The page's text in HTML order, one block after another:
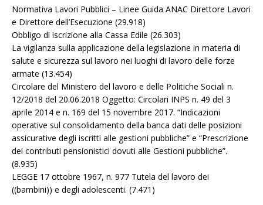
Normativa Lavori Pubblici – Linee Guida ANAC Direttore Lavori
e Direttore dell’Esecuzione (29.918)
Obbligo di iscrizione alla Cassa Edile (26.303)
La vigilanza sulla applicazione della legislazione in materia di
salute e sicurezza sul lavoro nei luoghi di lavoro delle forze
armate (13.454)
Circolare del Ministero del lavoro e delle Politiche Sociali n.
12/2018 del 20.06.2018 Oggetto: Circolari INPS n. 49 del 3
aprile 2014 e n. 169 del 15 novembre 2017. “Indicazioni
operative sul consolidamento della banca dati delle posizioni
assicurative degli iscritti alle gestioni pubbliche” e “Prescrizione
dei contributi pensionistici dovuti alle Gestioni pubbliche”.
(8.935)
LEGGE 17 ottobre 1967, n. 977 Tutela del lavoro dei
((bambini)) e degli adolescenti. (7.471)